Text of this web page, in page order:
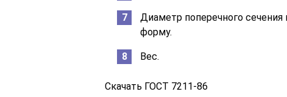
Диаметр поперечного
форму.
Вес.
Скачать ГОСТ 7211-86